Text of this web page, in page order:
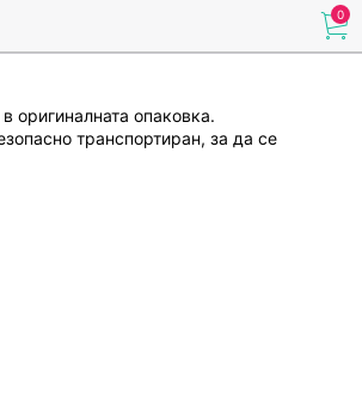
0
оригиналната опаковка.
транспортиран, за да се